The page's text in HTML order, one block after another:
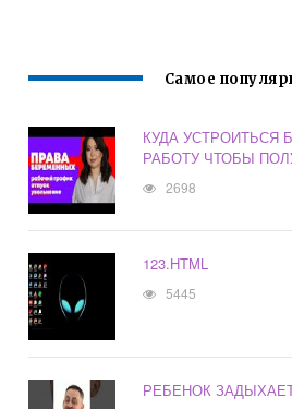
Самое
КУДА УСТРОИТЬСЯ
РАБОТУ ЧТОБЫ
2698
123.HTML
5445
РЕБЕНОК